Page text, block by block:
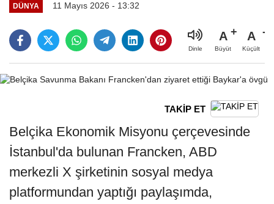
DÜNYA 11 Mayıs 2026 - 13:32
Dinle
A
Büyüt
A
Küçült
TAKİP ET
Belçika Ekonomik Misyonu çerçevesinde
İstanbul'da bulunan Francken, ABD
merkezli X şirketinin sosyal medya
platformundan yaptığı paylaşımda,